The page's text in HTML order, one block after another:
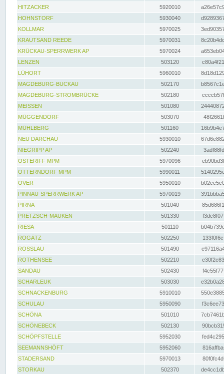
HITZACKER
5920010
HOHNSTORF
5930040
KOLLMAR
5970025
KRAUTSAND REEDE
5970031
KRÜCKAU-SPERRWERK AP
5970024
LENZEN
503120
LÜHORT
5960010
MAGDEBURG-BUCKAU
502170
MAGDEBURG-STROMBRÜCKE
502180
MEISSEN
501080
MÜGGENDORF
503070
MÜHLBERG
501160
NEU DARCHAU
5930010
NIEGRIPP AP
502240
OSTERIFF MPM
5970096
OTTERNDORF MPM
5990011
OVER
5950010
PINNAU-SPERRWERK AP
5970019
PIRNA
501040
PRETZSCH-MAUKEN
501330
RIESA
501110
ROGÄTZ
502250
ROSSLAU
501490
ROTHENSEE
502210
SANDAU
502430
SCHARLEUK
503030
SCHNACKENBURG
5910010
SCHULAU
5950090
SCHÖNA
501010
SCHÖNEBECK
502130
SCHÖPFSTELLE
5952030
SEEMANNSHÖFT
5952060
STADERSAND
5970013
STORKAU
502370